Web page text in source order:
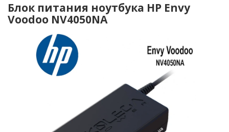
Блок питания ноутбука HP Envy
Voodoo NV4050NA